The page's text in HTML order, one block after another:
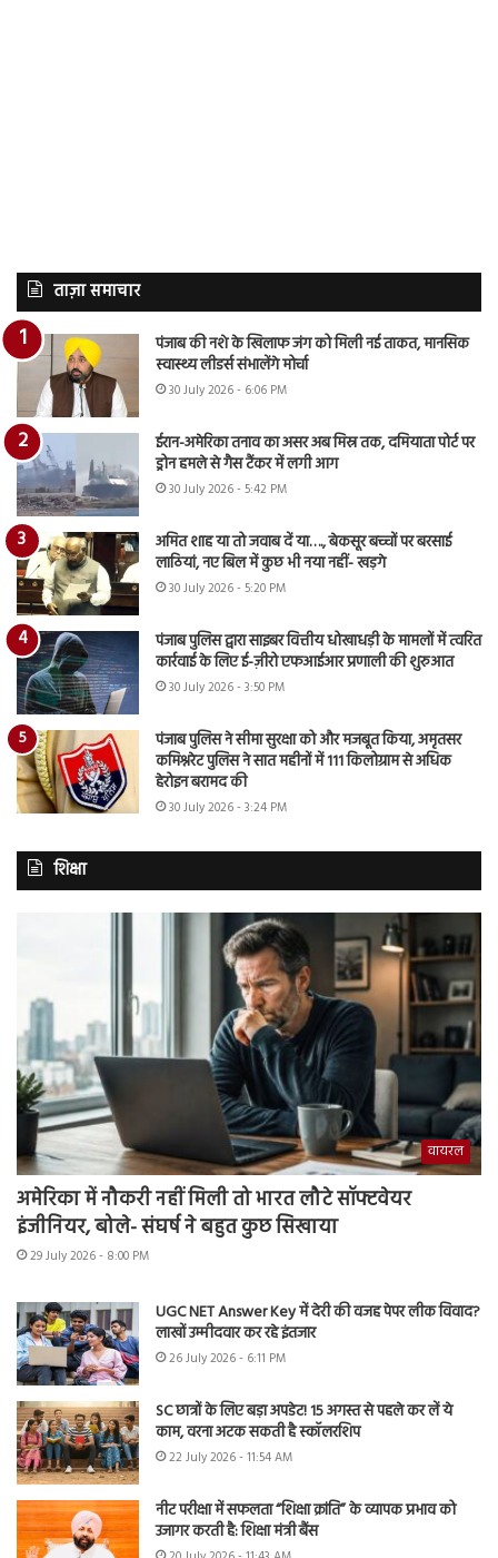
ताज़ा समाचार
पंजाब की नशे के खिलाफ जंग को मिली नई ताकत, मानसिक
स्वास्थ्य लीडर्स संभालेंगे मोर्चा
30 July 2026 - 6:06 PM
ईरान-अमेरिका तनाव का असर अब मिस्र तक, दमियाता पोर्ट पर
ड्रोन हमले से गैस टैंकर में लगी आग
30 July 2026 - 5:42 PM
अमित शाह या तो जवाब दें या…., बेकसूर बच्चों पर बरसाई
लाठियां, नए बिल में कुछ भी नया नहीं- खड़गे
30 July 2026 - 5:20 PM
पंजाब पुलिस द्वारा साइबर वित्तीय धोखाधड़ी के मामलों में त्वरित
कार्रवाई के लिए ई-ज़ीरो एफआईआर प्रणाली की शुरुआत
30 July 2026 - 3:50 PM
पंजाब पुलिस ने सीमा सुरक्षा को और मजबूत किया, अमृतसर
कमिश्नरेट पुलिस ने सात महीनों में 111 किलोग्राम से अधिक
हेरोइन बरामद की
30 July 2026 - 3:24 PM
शिक्षा
वायरल
अमेरिका में नौकरी नहीं मिली तो भारत लौटे सॉफ्टवेयर
इंजीनियर, बोले- संघर्ष ने बहुत कुछ सिखाया
29 July 2026 - 8:00 PM
UGC NET Answer Key में देरी की वजह पेपर लीक विवाद?
लाखों उम्मीदवार कर रहे इंतजार
26 July 2026 - 6:11 PM
SC छात्रों के लिए बड़ा अपडेट! 15 अगस्त से पहले कर लें ये
काम, वरना अटक सकती है स्कॉलरशिप
22 July 2026 - 11:54 AM
नीट परीक्षा में सफलता “शिक्षा क्रांति” के व्यापक प्रभाव को
उजागर करती है: शिक्षा मंत्री बैंस